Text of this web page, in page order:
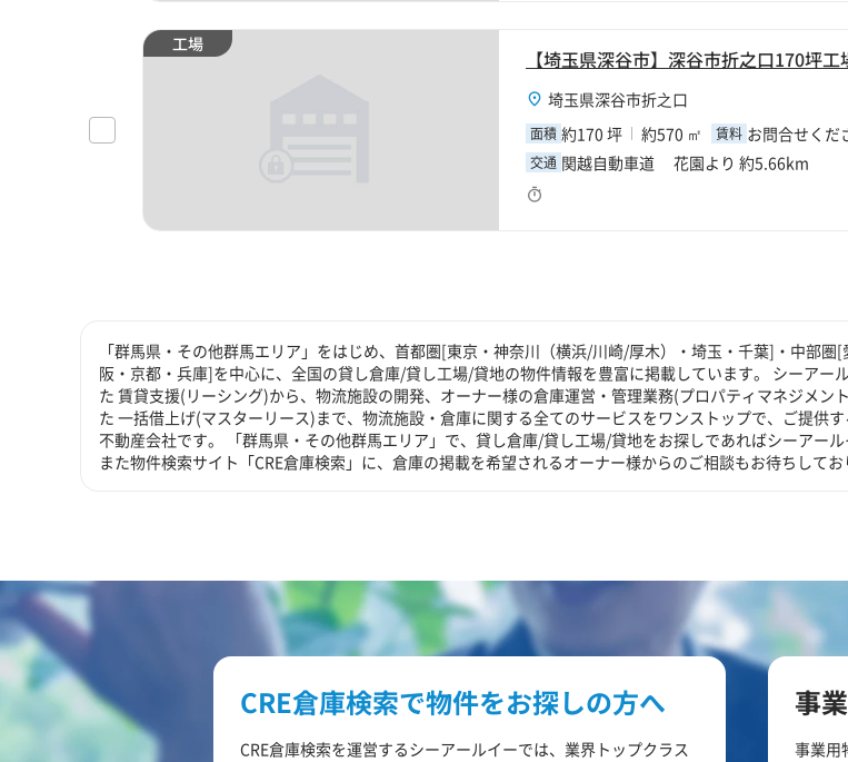
工場
【埼玉県深谷市】深谷市折之口170坪工
埼玉県深谷市折之口
面積 約170 坪 約570 ㎡ 賃料 お問合せくだ
交通 関越自動車道 花園より 約5.66km
「群馬県・その他群馬エリア」をはじめ、首都圏[東京・神奈川（横浜/川崎/厚木）・埼玉・千葉]・中部圏
阪・京都・兵庫]を中心に、全国の貸し倉庫/貸し工場/貸地の物件情報を豊富に掲載しています。 シーアー
た 賃貸支援(リーシング)から、物流施設の開発、オーナー様の倉庫運営・管理業務(プロパティマネジメン
た 一括借上げ(マスターリース)まで、物流施設・倉庫に関する全てのサービスをワンストップで、ご提供
不動産会社です。 「群馬県・その他群馬エリア」で、貸し倉庫/貸し工場/貸地をお探しであればシーアール
また物件検索サイト「CRE倉庫検索」に、倉庫の掲載を希望されるオーナー様からのご相談もお待ちしてお
CRE倉庫検索で物件をお探しの方へ
CRE倉庫検索を運営するシーアールイーでは、業界トップクラス
事
事業用